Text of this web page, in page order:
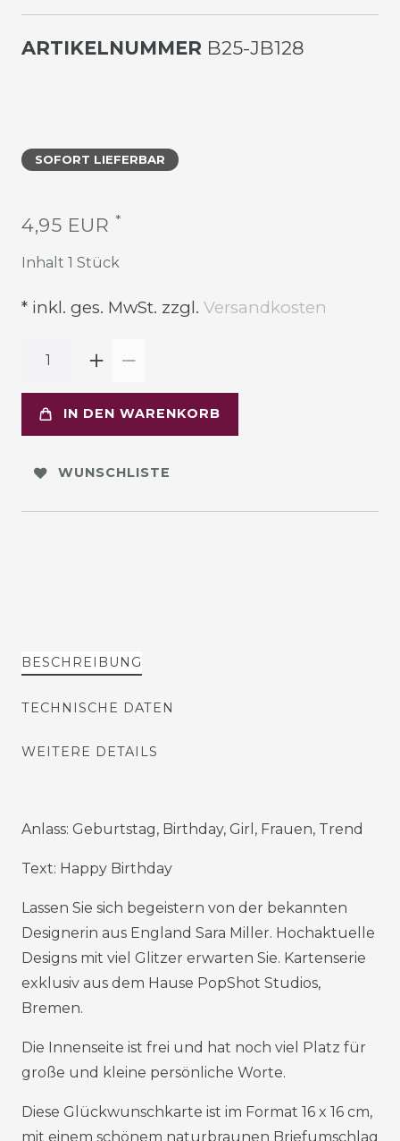
ARTIKELNUMMER B25-JB128
SOFORT LIEFERBAR
4,95 EUR *
Inhalt 1 Stück
* inkl. ges. MwSt. zzgl. Versandkosten
IN DEN WARENKORB
WUNSCHLISTE
BESCHREIBUNG
TECHNISCHE DATEN
WEITERE DETAILS
Anlass: Geburtstag, Birthday, Girl, Frauen, Trend
Text: Happy Birthday
Lassen Sie sich begeistern von der bekannten
Designerin aus England Sara Miller. Hochaktuelle
Designs mit viel Glitzer erwarten Sie. Kartenserie
exklusiv aus dem Hause PopShot Studios,
Bremen.
Die Innenseite ist frei und hat noch viel Platz für
große und kleine persönliche Worte.
Diese Glückwunschkarte ist im Format 16 x 16 cm,
mit einem schönem naturbraunen Briefumschlag